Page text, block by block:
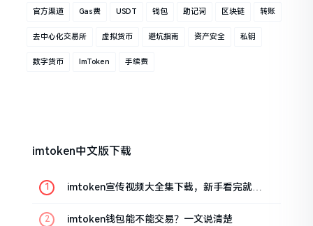
官方渠道 Gas费 USDT 钱包 助记词 区块链 转账
去中心化交易所 虚拟货币 避坑指南 资产安全 私钥
数字货币 ImToken 手续费
imtoken中文版下载
imtoken宣传视频大全集下载，新手看完就懂
imtoken钱包能不能交易？一文说清楚